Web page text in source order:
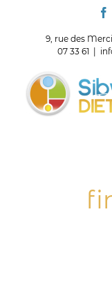
9, rue des
07 33 61